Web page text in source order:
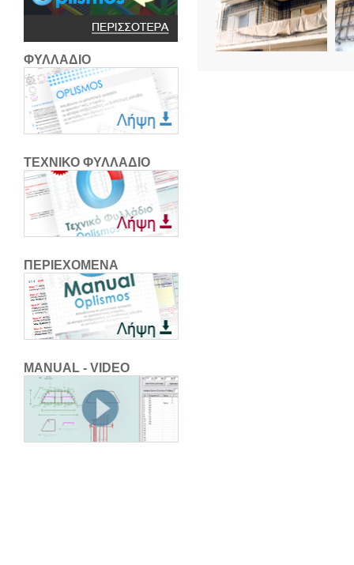
ΦΥΛΛΑΔΙΟ
ΤΕΧΝΙΚΟ ΦΥΛΛΑΔΙΟ
ΠΕΡΙΕΧΟΜΕΝΑ
MANUAL - VIDEO